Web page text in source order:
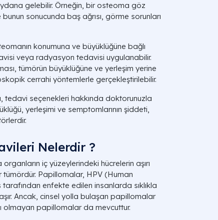
gelebilir. Örneğin, bir osteoma göz
bunun sonucunda baş ağrısı, görme sorunları
konumuna ve büyüklüğüne bağlı
veya radyasyon tedavisi uygulanabilir.
tümörün büyüklüğüne ve yerleşim yerine
cerrahi yöntemlerle gerçekleştirilebilir.
seçenekleri hakkında doktorunuzla
yerleşimi ve semptomlarının şiddeti,
Nelerdir ?
iç yüzeylerindeki hücrelerin aşırı
tümördür. Papillomalar, HPV (Human
enfekte edilen insanlarda sıklıkla
Ancak, cinsel yolla bulaşan papillomalar
olmayan papillomalar da mevcuttur.